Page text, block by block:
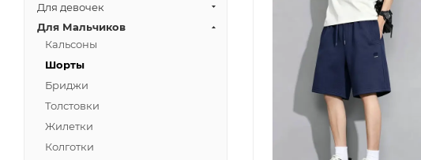
Для девочек
Для Мальчиков
Кальсоны
Шорты
Бриджи
Толстовки
Жилетки
Колготки